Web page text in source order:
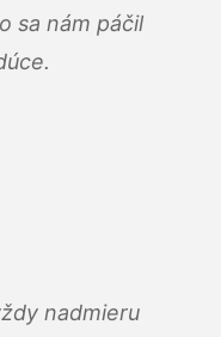
sa nám páčil
nadmieru